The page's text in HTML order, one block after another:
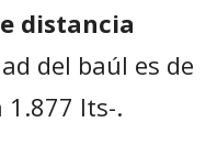
distancia
del baúl es de
1.877 lts-.